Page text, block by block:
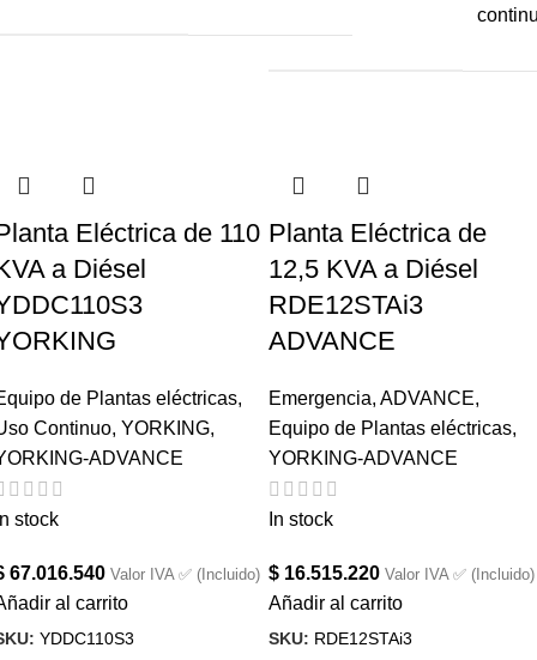
Eléctrica de 110
a Diésel
de Plantas eléctricas,
Continuo, YORKING,
ADVANCE
stock
67.016.540 Valor IVA ✅ (Incluido)
al carrito
YDDC110S3
Planta Eléctrica de
12,5 KVA a Diésel
RDE12STAi3
ADVANCE
Emergencia, ADVANCE,
Equipo de Plantas eléctricas,
YORKING-ADVANCE
In stock
$ 16.515.220 Valor IVA ✅ (Incluido)
Añadir al carrito
SKU: RDE12STAi3